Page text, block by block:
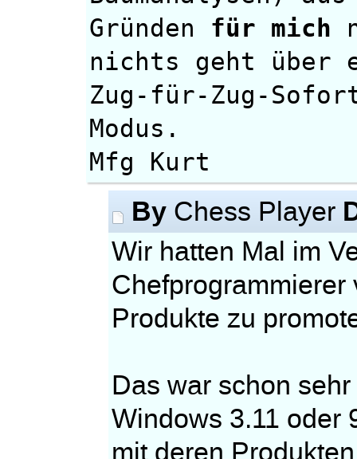
Gründen für mich
nichts geht über
Zug-für-Zug-
Modus.
Mfg Kurt
By Chess Player
Wir hatten Mal im
Produkte zu
Das war schon
Windows 3.11 oder